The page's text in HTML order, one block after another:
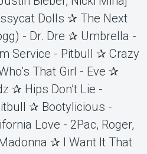
Dolls ✰ The Next
- Dr. Dre ✰ Umbrella -
Service - Pitbull ✰ Crazy
That Girl - Eve ✰
✰ Hips Don’t Lie -
✰ Bootylicious -
Love - 2Pac, Roger,
✰ I Want It That